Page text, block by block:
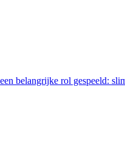
belangrijke rol gespeeld: